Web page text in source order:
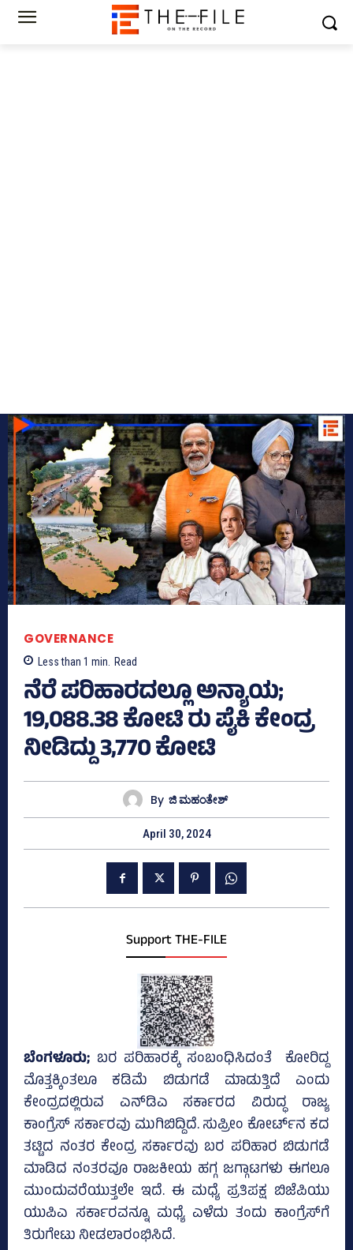
GOVERNANCE
Less than 1 min. Read
ನೆರೆ ಪರಿಹಾರದಲ್ಲೂ ಅನ್ಯಾಯ;
19,088.38 ಕೋಟಿ ರು ಪೈಕಿ ಕೇಂದ್ರ
ನೀಡಿದ್ದು 3,770 ಕೋಟಿ
By ಜಿ ಮಹಂತೇಶ್
April 30, 2024
Support THE-FILE
ಬೆಂಗಳೂರು; ಬರ ಪರಿಹಾರಕ್ಕೆ ಸಂಬಂಧಿಸಿದಂತೆ ಕೋರಿದ್ದ
ಮೊತ್ತಕ್ಕಿಂತಲೂ ಕಡಿಮೆ ಬಿಡುಗಡೆ ಮಾಡುತ್ತಿದೆ ಎಂದು
ಕೇಂದ್ರದಲ್ಲಿರುವ ಎನ್‌ಡಿಎ ಸರ್ಕಾರದ ವಿರುದ್ಧ ರಾಜ್ಯ
ಕಾಂಗ್ರೆಸ್‌ ಸರ್ಕಾರವು ಮುಗಿಬಿದ್ದಿದೆ. ಸುಪ್ರೀಂ ಕೋರ್ಟ್‌ನ ಕದ
ತಟ್ಟಿದ ನಂತರ ಕೇಂದ್ರ ಸರ್ಕಾರವು ಬರ ಪರಿಹಾರ ಬಿಡುಗಡೆ
ಮಾಡಿದ ನಂತರವೂ ರಾಜಕೀಯ ಹಗ್ಗ ಜಗ್ಗಾಟಗಳು ಈಗಲೂ
ಮುಂದುವರೆಯುತ್ತಲೇ ಇದೆ. ಈ ಮಧ್ಯೆ ಪ್ರತಿಪಕ್ಷ ಬಿಜೆಪಿಯು
ಯುಪಿಎ ಸರ್ಕಾರವನ್ನೂ ಮಧ್ಯೆ ಎಳೆದು ತಂದು ಕಾಂಗ್ರೆಸ್‌ಗೆ
ತಿರುಗೇಟು ನೀಡಲಾರಂಭಿಸಿದೆ.